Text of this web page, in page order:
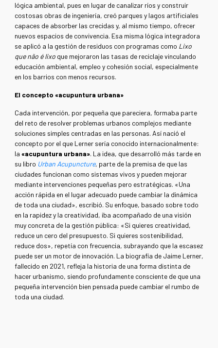
lógica ambiental, pues en lugar de canalizar ríos y construir
costosas obras de ingeniería, creó parques y lagos artificiales
capaces de absorber las crecidas y, al mismo tiempo, ofrecer
nuevos espacios de convivencia. Esa misma lógica integradora
se aplicó a la gestión de residuos con programas como Lixo
que não é lixo que mejoraron las tasas de reciclaje vinculando
educación ambiental, empleo y cohesión social, especialmente
en los barrios con menos recursos.
El concepto «acupuntura urbana»
Cada intervención, por pequeña que pareciera, formaba parte
del reto de resolver problemas urbanos complejos mediante
soluciones simples centradas en las personas. Así nació el
concepto por el que Lerner sería conocido internacionalmente:
la «acupuntura urbana». La idea, que desarrolló más tarde en
su libro Urban Acupuncture, parte de la premisa de que las
ciudades funcionan como sistemas vivos y pueden mejorar
mediante intervenciones pequeñas pero estratégicas. «Una
acción rápida en el lugar adecuado puede cambiar la dinámica
de toda una ciudad», escribió. Su enfoque, basado sobre todo
en la rapidez y la creatividad, iba acompañado de una visión
muy concreta de la gestión pública: «Si quieres creatividad,
reduce un cero del presupuesto. Si quieres sostenibilidad,
reduce dos», repetía con frecuencia, subrayando que la escasez
puede ser un motor de innovación. La biografía de Jaime Lerner,
fallecido en 2021, refleja la historia de una forma distinta de
hacer urbanismo, siendo profundamente consciente de que una
pequeña intervención bien pensada puede cambiar el rumbo de
toda una ciudad.